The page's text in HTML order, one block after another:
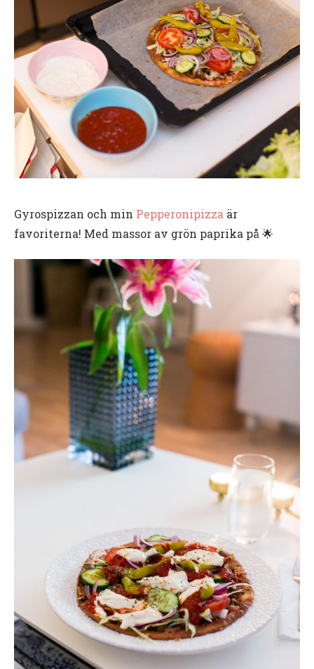
Gyrospizzan och min Pepperonipizza är
favoriterna! Med massor av grön paprika på 🌟